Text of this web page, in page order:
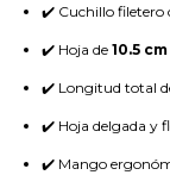
✔️ Cuchillo filetero
✔️ Hoja de 10.5 cm
✔️ Longitud total
✔️ Hoja delgada y
✔️ Mango